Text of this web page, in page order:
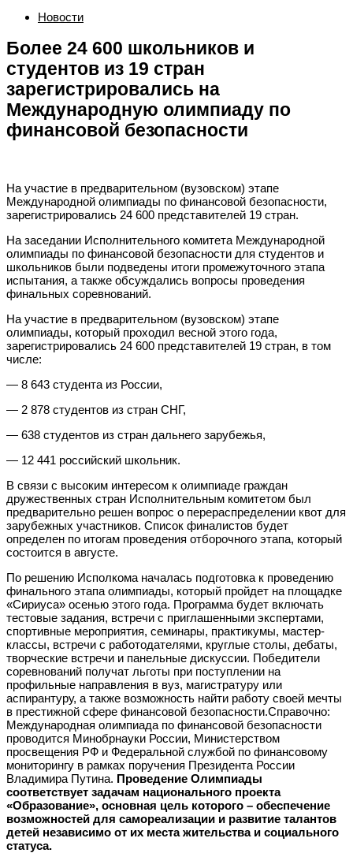
Новости
Более 24 600 школьников и
студентов из 19 стран
зарегистрировались на
Международную олимпиаду по
финансовой безопасности
На участие в предварительном (вузовском) этапе
Международной олимпиады по финансовой безопасности,
зарегистрировались 24 600 представителей 19 стран.
На заседании Исполнительного комитета Международной
олимпиады по финансовой безопасности для студентов и
школьников были подведены итоги промежуточного этапа
испытания, а также обсуждались вопросы проведения
финальных соревнований.
На участие в предварительном (вузовском) этапе
олимпиады, который проходил весной этого года,
зарегистрировались 24 600 представителей 19 стран, в том
числе:
— 8 643 студента из России,
— 2 878 студентов из стран СНГ,
— 638 студентов из стран дальнего зарубежья,
— 12 441 российский школьник.
В связи с высоким интересом к олимпиаде граждан
дружественных стран Исполнительным комитетом был
предварительно решен вопрос о перераспределении квот для
зарубежных участников. Список финалистов будет
определен по итогам проведения отборочного этапа, который
состоится в августе.
По решению Исполкома началась подготовка к проведению
финального этапа олимпиады, который пройдет на площадке
«Сириуса» осенью этого года. Программа будет включать
тестовые задания, встречи с приглашенными экспертами,
спортивные мероприятия, семинары, практикумы, мастер-
классы, встречи с работодателями, круглые столы, дебаты,
творческие встречи и панельные дискуссии. Победители
соревнований получат льготы при поступлении на
профильные направления в вуз, магистратуру или
аспирантуру, а также возможность найти работу своей мечты
в престижной сфере финансовой безопасности.Справочно:
Международная олимпиада по финансовой безопасности
проводится Минобрнауки России, Министерством
просвещения РФ и Федеральной службой по финансовому
мониторингу в рамках поручения Президента России
Владимира Путина. Проведение Олимпиады
соответствует задачам национального проекта
«Образование», основная цель которого – обеспечение
возможностей для самореализации и развитие талантов
детей независимо от их места жительства и социального
статуса.